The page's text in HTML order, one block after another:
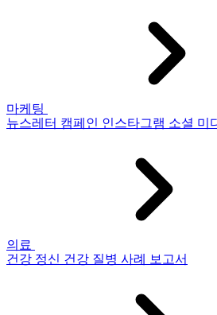
마케팅
뉴스레터 캠페인 인스타그램 소셜 미
의료
건강 정신 건강 질병 사례 보고서